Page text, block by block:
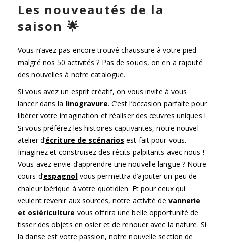
Les nouveautés de la
saison 🌟
Vous n’avez pas encore trouvé chaussure à votre pied
malgré nos 50 activités ? Pas de soucis, on en a rajouté
des nouvelles à notre catalogue.
Si vous avez un esprit créatif, on vous invite à vous
lancer dans la linogravure. C’est l’occasion parfaite pour
libérer votre imagination et réaliser des œuvres uniques !
Si vous préférez les histoires captivantes, notre nouvel
atelier d’écriture de scénarios est fait pour vous.
Imaginez et construisez des récits palpitants avec nous !
Vous avez envie d’apprendre une nouvelle langue ? Notre
cours d’espagnolvous permettra d’ajouter un peu de
chaleur ibérique à votre quotidien. Et pour ceux qui
veulent revenir aux sources, notre activité de vannerie
et osiériculture vous offrira une belle opportunité de
tisser des objets en osier et de renouer avec la nature. Si
la danse est votre passion, notre nouvelle section de